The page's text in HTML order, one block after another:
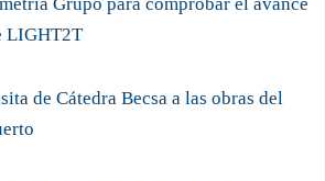
LIGHT2T
de Cátedra Becsa a las obras del